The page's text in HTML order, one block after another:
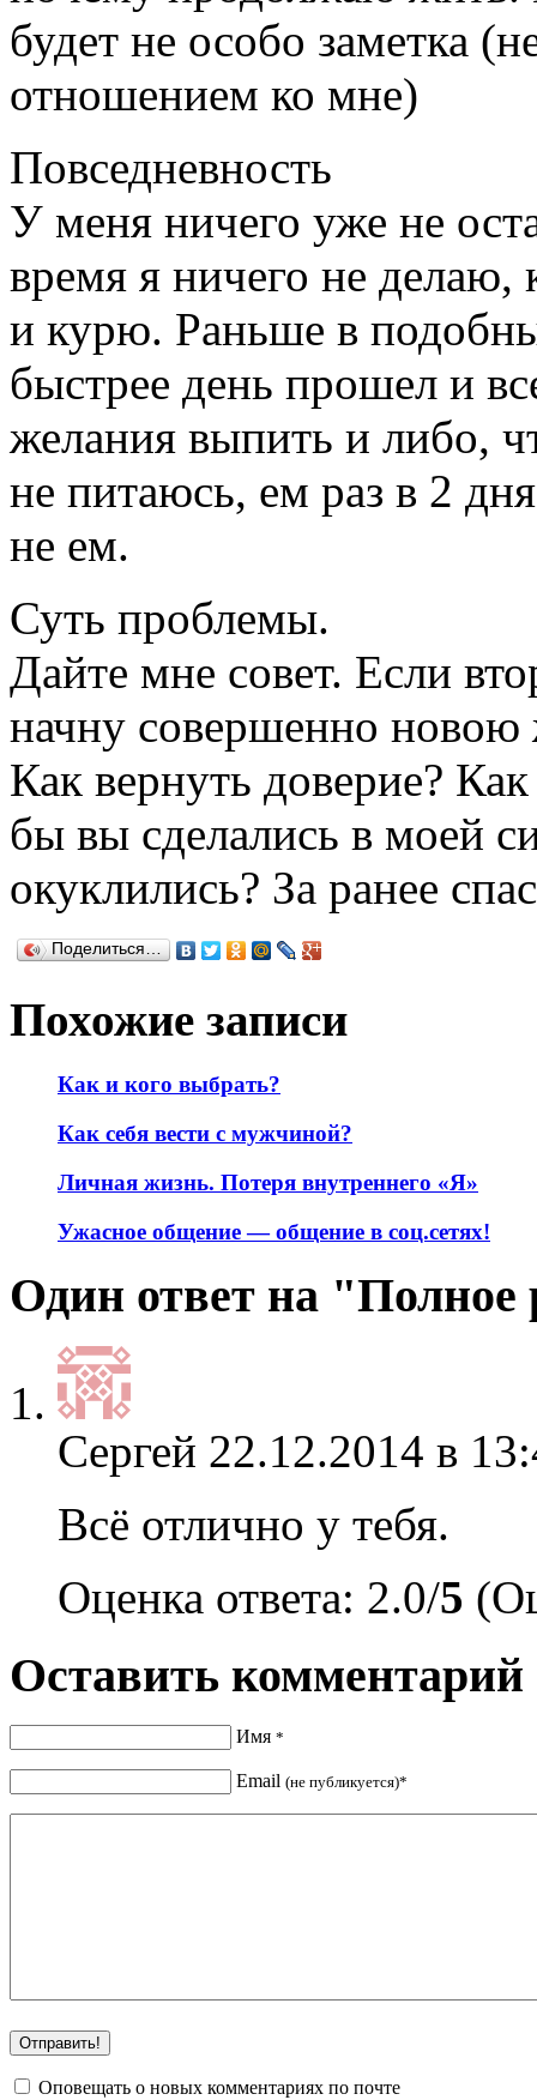
будет не особо заметка
отношением ко мне)
Повседневность
У меня ничего уже не
время я ничего не делаю,
и курю. Раньше в
быстрее день прошел и
желания выпить и либо,
не питаюсь, ем раз в 2
не ем.
Суть проблемы.
Дайте мне совет. Если
начну совершенно новою
Как вернуть доверие?
бы вы сделались в моей
окуклились? За ранее
Поделиться…
Похожие записи
Как и кого выбрать?
Как себя вести с мужчиной?
Личная жизнь. Потеря внутреннего «Я»
Ужасное общение — общение в соц.сетях!
Один ответ на "Полное
Сергей 22.12.2014 в
Всё отлично у тебя.
Оценка ответа: 2.0/5
Оставить комментарий
Имя *
Email (не публикуется)*
Оповещать о новых комментариях по почте